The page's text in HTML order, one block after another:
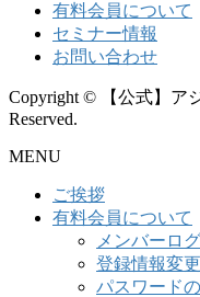
有料会員について
セミナー情報
お問い合わせ
Copyright © 【公式】ア
Reserved.
MENU
ご挨拶
有料会員について
メンバーロ
登録情報変更
パスワード